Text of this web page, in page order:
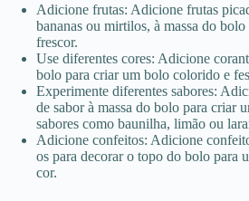
Adicione frutas: Adicione frutas
bananas ou mirtilos, à massa do
frescor.
Use diferentes cores: Adicione
bolo para criar um bolo colorido e
Experimente diferentes sabores:
de sabor à massa do bolo para criar
sabores como baunilha, limão ou
Adicione confeitos: Adicione
os para decorar o topo do bolo para
cor.